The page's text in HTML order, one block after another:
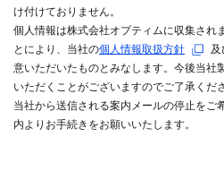
け付けておりません。
個人情報は株式会社オプティムに収集され
とにより、当社の個人情報取扱方針 及
意いただいたものとみなします。今後当社
いただくことがございますのでご了承くださ
当社から送信される案内メールの停止をご
内よりお手続きをお願いいたします。